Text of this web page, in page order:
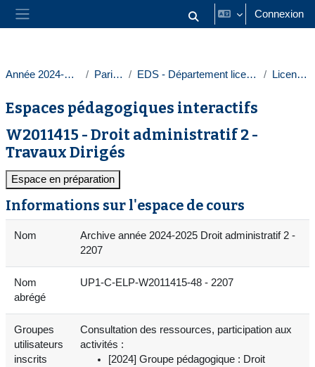
Passer au contenu principal
Panneau latéral Activer/désactiver la saisie
Connexion
Année 2024-2025 Paris 1 EDS - Département licences Licences
Espaces pédagogiques interactifs
W2011415 - Droit administratif 2 -
Travaux Dirigés
Espace en préparation
Informations sur l'espace de cours
Nom
Archive année 2024-2025 Droit administratif 2 -
2207
Nom
abrégé
UP1-C-ELP-W2011415-48 - 2207
Groupes
utilisateurs
inscrits
Consultation des ressources, participation aux
activités :
[2024] Groupe pédagogique : Droit